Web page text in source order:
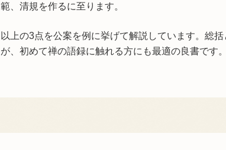
範、清規を作るに至ります。
以上の3点を公案を例に挙げて解説しています。総
が、初めて禅の語録に触れる方にも最適の良書です。